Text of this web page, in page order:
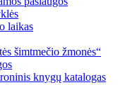
laikas
šimtmečio žmonės“
knygų katalogas